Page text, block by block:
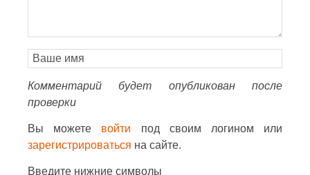
Комментарий будет опубликован после
проверки
Вы можете войти под своим логином или
зарегистрироваться на сайте.
Введите нижние символы